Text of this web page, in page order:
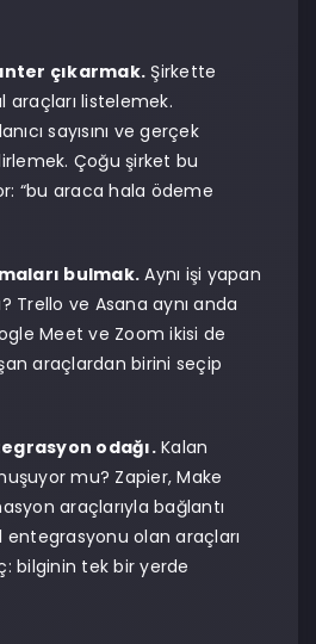
çıkarmak. Şirkette
araçları listelemek.
sayısını ve gerçek
Çoğu şirket bu
“bu araca hala ödeme
bulmak. Aynı işi yapan
Trello ve Asana aynı anda
Meet ve Zoom ikisi de
araçlardan birini seçip
odağı.Kalan
mu? Zapier, Make
araçlarıyla bağlantı
olan araçları
bilginin tek bir yerde